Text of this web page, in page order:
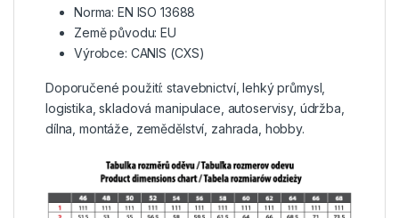
Norma: EN ISO 13688
Země původu: EU
Výrobce: CANIS (CXS)
Doporučené použití: stavebnictví, lehký průmysl,
logistika, skladová manipulace, autoservisy, údržba,
dílna, montáže, zemědělství, zahrada, hobby.